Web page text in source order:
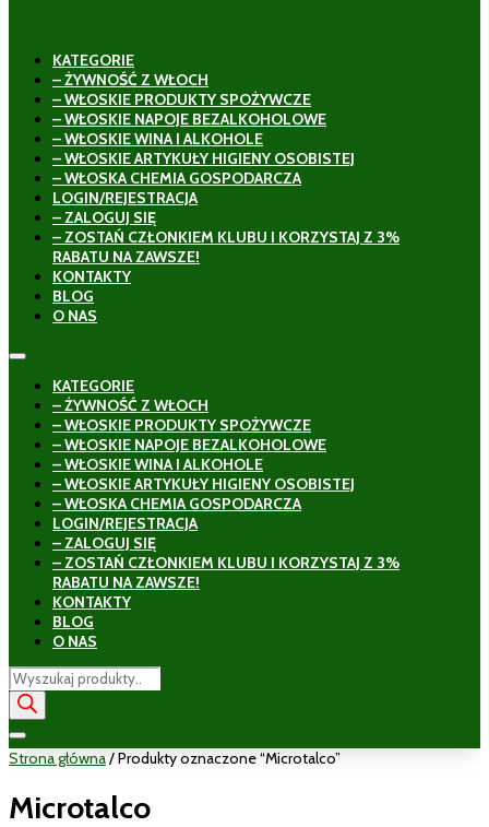
KATEGORIE
– ŻYWNOŚĆ Z WŁOCH
– WŁOSKIE PRODUKTY SPOŻYWCZE
– WŁOSKIE NAPOJE BEZALKOHOLOWE
– WŁOSKIE WINA I ALKOHOLE
– WŁOSKIE ARTYKUŁY HIGIENY OSOBISTEJ
– WŁOSKA CHEMIA GOSPODARCZA
LOGIN/REJESTRACJA
– ZALOGUJ SIĘ
– ZOSTAŃ CZŁONKIEM KLUBU I KORZYSTAJ Z 3%
RABATU NA ZAWSZE!
KONTAKTY
BLOG
O NAS
KATEGORIE
– ŻYWNOŚĆ Z WŁOCH
– WŁOSKIE PRODUKTY SPOŻYWCZE
– WŁOSKIE NAPOJE BEZALKOHOLOWE
– WŁOSKIE WINA I ALKOHOLE
– WŁOSKIE ARTYKUŁY HIGIENY OSOBISTEJ
– WŁOSKA CHEMIA GOSPODARCZA
LOGIN/REJESTRACJA
– ZALOGUJ SIĘ
– ZOSTAŃ CZŁONKIEM KLUBU I KORZYSTAJ Z 3%
RABATU NA ZAWSZE!
KONTAKTY
BLOG
O NAS
Wyszukiwarka
produktów
Strona główna/ Produkty oznaczone “Microtalco”
Microtalco